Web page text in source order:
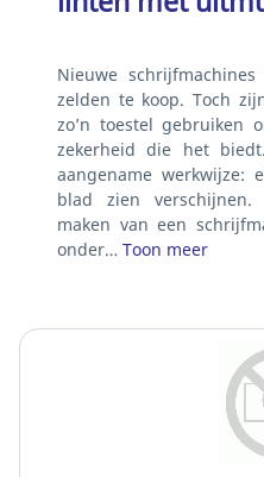
Nieuwe
zelden te koop. Toch
zo’n toestel gebruiken
zekerheid die het
aangename werkwijze:
blad zien
maken van een
onder… Toon meer